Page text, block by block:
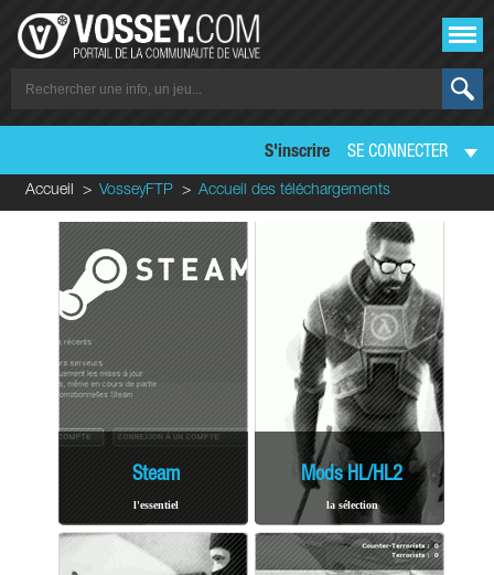
S'inscrire SE CONNECTER
Accueil VosseyFTP Accueil des téléchargements
Steam
l'essentiel
Mods HL/HL2
la sélection